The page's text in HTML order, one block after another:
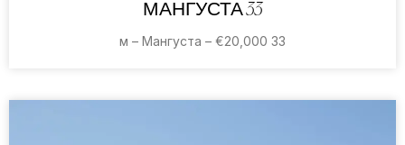
МАНГУСТА 33
33 м – Мангуста – €20,000